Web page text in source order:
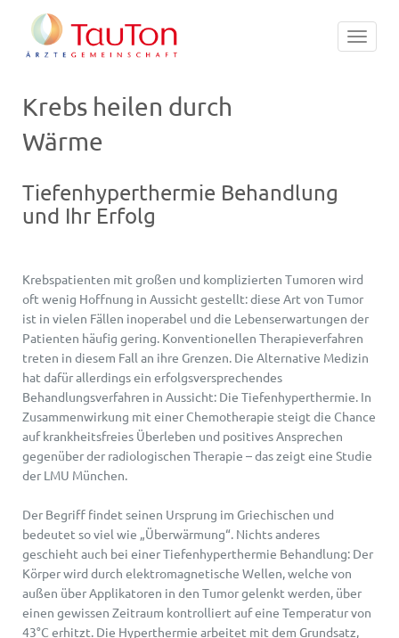
Toggle
Krebs heilen durch
Wärme
Tiefenhyperthermie Behandlung
und Ihr Erfolg
Krebspatienten mit großen und komplizierten Tumoren wird
oft wenig Hoffnung in Aussicht gestellt: diese Art von Tumor
ist in vielen Fällen inoperabel und die Lebenserwartungen der
Patienten häufig gering. Konventionellen Therapieverfahren
treten in diesem Fall an ihre Grenzen. Die Alternative Medizin
hat dafür allerdings ein erfolgsversprechendes
Behandlungsverfahren in Aussicht: Die Tiefenhyperthermie. In
Zusammenwirkung mit einer Chemotherapie steigt die Chance
auf krankheitsfreies Überleben und positives Ansprechen
gegenüber der radiologischen Therapie – das zeigt eine Studie
der LMU München.
Der Begriff findet seinen Ursprung im Griechischen und
bedeutet so viel wie „Überwärmung“. Nichts anderes
geschieht auch bei einer Tiefenhyperthermie Behandlung: Der
Körper wird durch elektromagnetische Wellen, welche von
außen über Applikatoren in den Tumor gelenkt werden, über
einen gewissen Zeitraum kontrolliert auf eine Temperatur von
43°C erhitzt. Die Hyperthermie arbeitet mit dem Grundsatz,